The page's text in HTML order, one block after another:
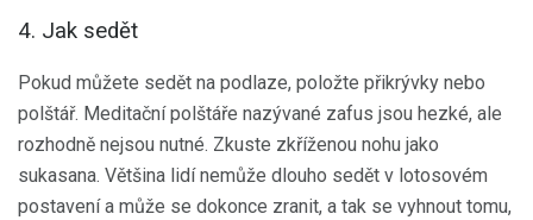
4. Jak sedět
Pokud můžete sedět na podlaze, položte přikrývky nebo
polštář. Meditační polštáře nazývané zafus jsou hezké, ale
rozhodně nejsou nutné. Zkuste zkříženou nohu jako
sukasana. Většina lidí nemůže dlouho sedět v lotosovém
postavení a může se dokonce zranit, a tak se vyhnout tomu,